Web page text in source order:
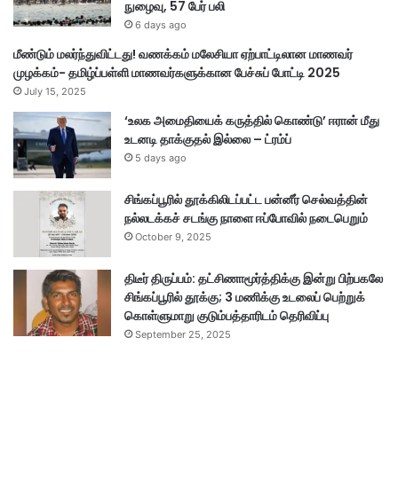
நுழைவு, 57 பேர் பலி
6 days ago
மீண்டும் மலர்ந்துவிட்டது! வணக்கம் மலேசியா ஏற்பாட்டிலான மாணவர்
முழக்கம்- தமிழ்ப்பள்ளி மாணவர்களுக்கான பேச்சுப் போட்டி 2025
July 15, 2025
‘உலக அமைதியைக் கருத்தில் கொண்டு’ ஈரான் மீது
உடனடி தாக்குதல் இல்லை – ட்ரம்ப்
5 days ago
சிங்கப்பூரில் தூக்கிலிடப்பட்ட பன்னீர் செல்வத்தின்
நல்லடக்கச் சடங்கு நாளை ஈப்போவில் நடைபெறும்
October 9, 2025
திடீர் திருப்பம்: தட்சிணாமூர்த்திக்கு இன்று பிற்பகலே
சிங்கப்பூரில் தூக்கு; 3 மணிக்கு உடலைப் பெற்றுக்
கொள்ளுமாறு குடும்பத்தாரிடம் தெரிவிப்பு
September 25, 2025